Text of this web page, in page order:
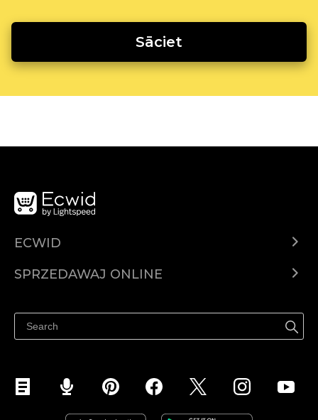
Sāciet
ECWID
Cena
SPRZEDAWAJ ONLINE
Sprzedawaj na Facebooku
Sprzedawaj na Instagramie